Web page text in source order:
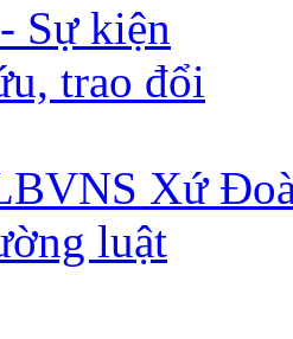
Sự kiện
trao đổi
Xứ
luật